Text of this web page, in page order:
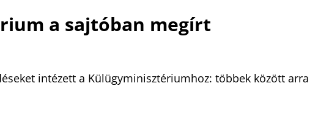
a sajtóban megírt
intézett a Külügyminisztériumhoz: többek között arra